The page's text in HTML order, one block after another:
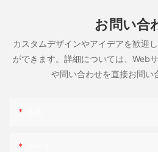
お問い合
カスタムデザインやアイデアを歓迎
ができます。詳細については、Web
や問い合わせを直接お問い